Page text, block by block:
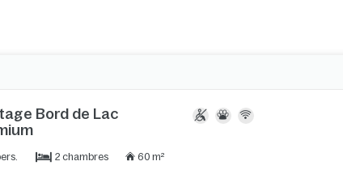
Bord de Lac
2 chambres 60 m²